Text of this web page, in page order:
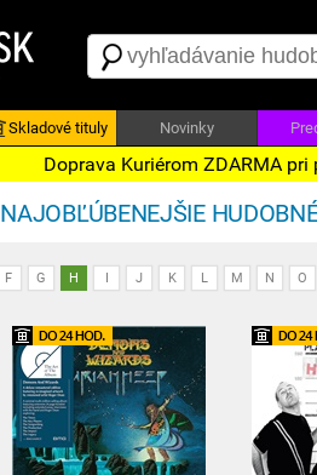
Skladové tituly Novinky
Doprava Kuriérom ZDARMA
NAJOBĽÚBENEJŠIE
F G H I J K L M N O